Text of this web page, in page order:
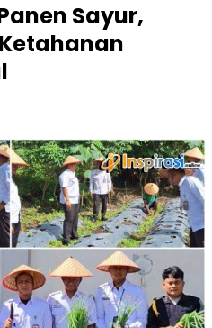
Sayur,